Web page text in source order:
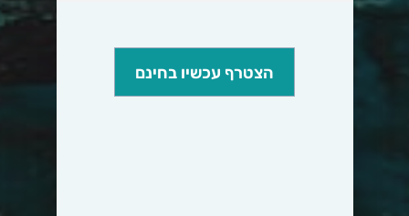
הצטרף עכשיו בחינם